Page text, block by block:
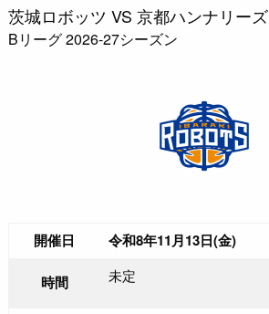
茨城ロボッツ VS 京都ハンナリーズ
Bリーグ 2026-27シーズン
開催日 令和8年11月13日(金)
時間 未定